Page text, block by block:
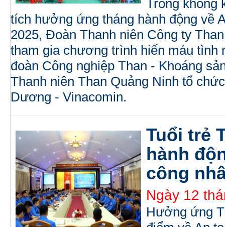
Trong không
tích hưởng ứng tháng hành động về
2025, Đoàn Thanh niên Công ty
tham gia chương trình hiến máu tình
đoàn Công nghiệp Than - Khoáng
Thanh niên Than Quảng Ninh tổ
Dương - Vinacomin.
Tuổi trẻ
hành
công
Ngày 12
Hưởng ứng